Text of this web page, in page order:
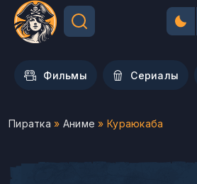
Фильмы Сериалы
Пиратка » Аниме » Кураюкаба